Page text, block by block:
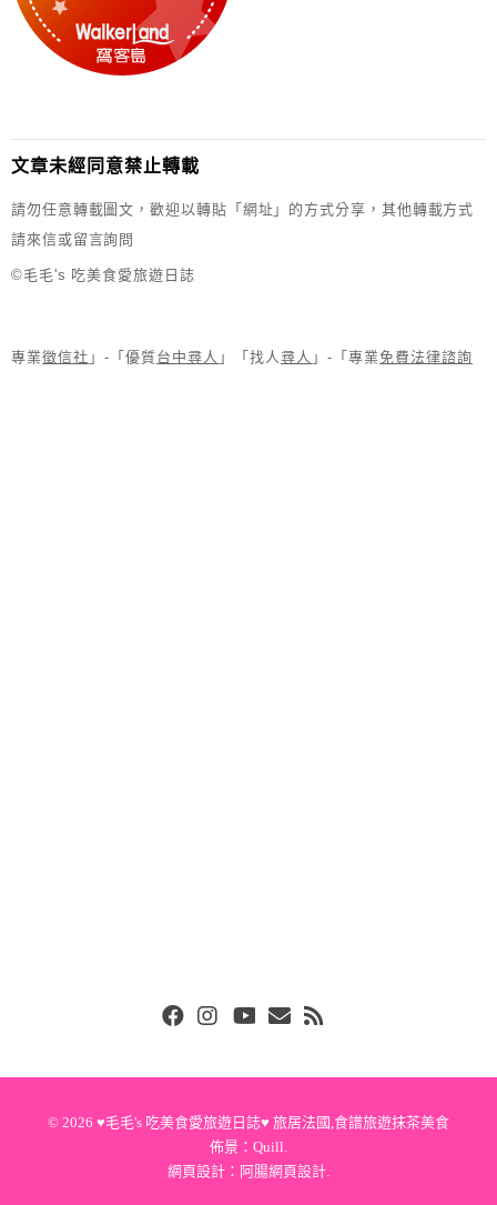
文章未經同意禁止轉載
請勿任意轉載圖文，歡迎以轉貼「網址」的方式分享，其他轉載方式
請來信或留言詢問
©毛毛's 吃美食愛旅遊日誌
專業徵信社 」-「優質台中尋人 」「找人 尋人 」-「專業免費法律諮詢
© 2026 ♥毛毛's 吃美食愛旅遊日誌♥ 旅居法國,食譜旅遊抹茶美食
佈景： Quill
網頁設計： 阿腸網頁設計